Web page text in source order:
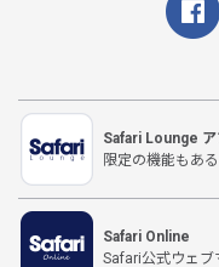
Safari Lounge ア
限定の機能もあ
Safari Online
Safari公式ウェブ